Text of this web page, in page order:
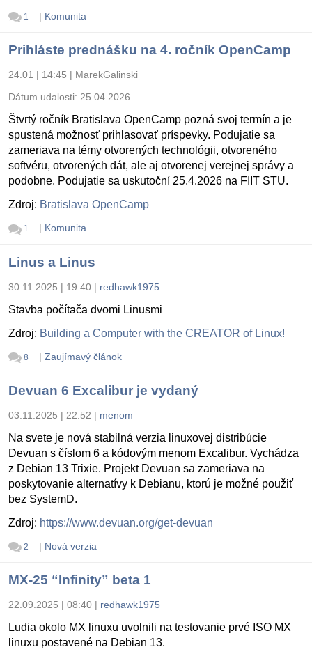
1 | Komunita
Prihláste prednášku na 4. ročník OpenCamp
24.01 | 14:45 | MarekGalinski
Dátum udalosti: 25.04.2026
Štvrtý ročník Bratislava OpenCamp pozná svoj termín a je
spustená možnosť prihlasovať príspevky. Podujatie sa
zameriava na témy otvorených technológii, otvoreného
softvéru, otvorených dát, ale aj otvorenej verejnej správy a
podobne. Podujatie sa uskutoční 25.4.2026 na FIIT STU.
Zdroj: Bratislava OpenCamp
1 | Komunita
Linus a Linus
30.11.2025 | 19:40 | redhawk1975
Stavba počítača dvomi Linusmi
Zdroj: Building a Computer with the CREATOR of Linux!
8 | Zaujímavý článok
Devuan 6 Excalibur je vydaný
03.11.2025 | 22:52 | menom
Na svete je nová stabilná verzia linuxovej distribúcie
Devuan s číslom 6 a kódovým menom Excalibur. Vychádza
z Debian 13 Trixie. Projekt Devuan sa zameriava na
poskytovanie alternatívy k Debianu, ktorú je možné použiť
bez SystemD.
Zdroj: https://www.devuan.org/get-devuan
2 | Nová verzia
MX-25 “Infinity” beta 1
22.09.2025 | 08:40 | redhawk1975
Ludia okolo MX linuxu uvolnili na testovanie prvé ISO MX
linuxu postavené na Debian 13.